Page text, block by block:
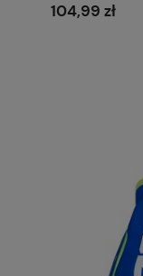
104,99 zł